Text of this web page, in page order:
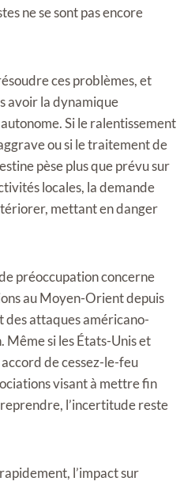
ne se sont pas encore
ces problèmes, et
avoir la dynamique
Si le ralentissement
ou si le traitement de
pèse plus que prévu sur
locales, la demande
mettant en danger
préoccupation concerne
au Moyen-Orient depuis
attaques américano-
Même si les États-Unis et
de cessez-le-feu
visant à mettre fin
l’incertitude reste
l’impact sur